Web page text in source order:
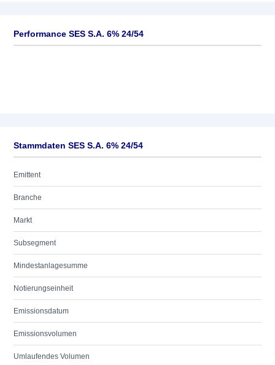
Performance SES S.A. 6% 24/54
Stammdaten SES S.A. 6% 24/54
Emittent
Branche
Markt
Subsegment
Mindestanlagesumme
Notierungseinheit
Emissionsdatum
Emissionsvolumen
Umlaufendes Volumen